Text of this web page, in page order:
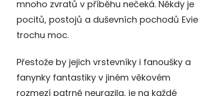
mnoho zvratů v příběhu nečeká. Někdy je
pocitů, postojů a duševních pochodů Evie
trochu moc.
Přestože by jejich vrstevníky i fanoušky a
fanynky fantastiky v jiném věkovém
rozmezí patrně neurazila, je na každé